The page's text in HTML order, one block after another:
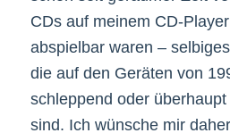
CDs auf meinem CD-
abspielbar waren –
die auf den Geräten von
schleppend oder
sind. Ich wünsche mir